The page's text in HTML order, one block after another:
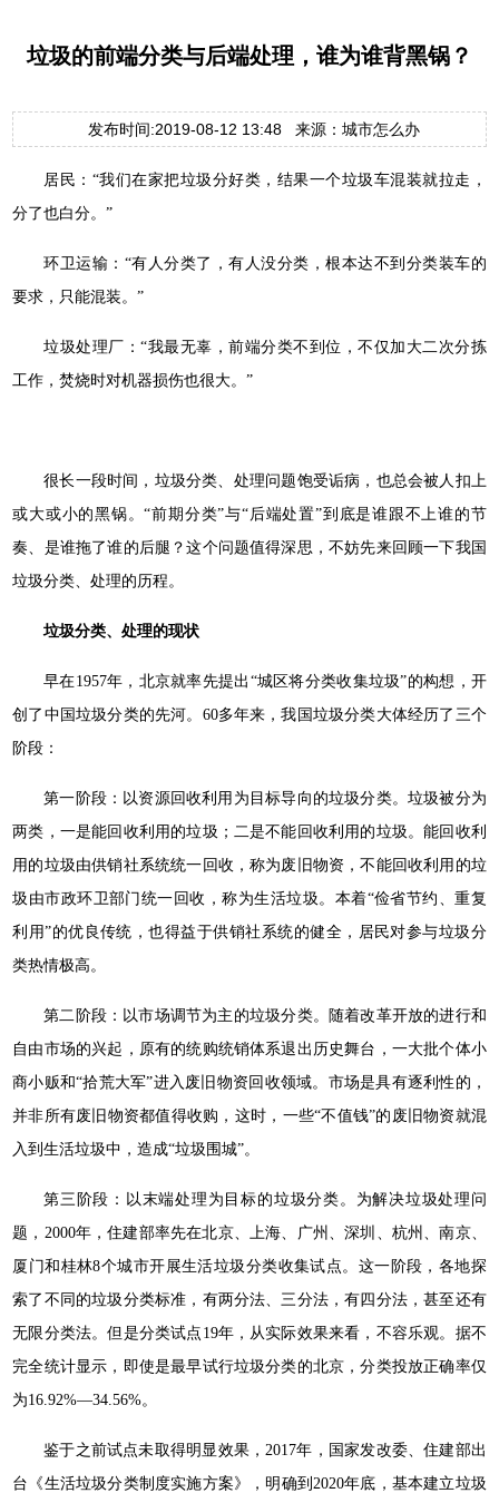
垃圾的前端分类与后端处理，谁为谁背黑锅？
发布时间:2019-08-12 13:48 来源：城市怎么办
居民：“我们在家把垃圾分好类，结果一个垃圾车混装就拉走，
分了也白分。”
环卫运输：“有人分类了，有人没分类，根本达不到分类装车的
要求，只能混装。”
垃圾处理厂：“我最无辜，前端分类不到位，不仅加大二次分拣
工作，焚烧时对机器损伤也很大。”
很长一段时间，垃圾分类、处理问题饱受诟病，也总会被人扣上
或大或小的黑锅。“前期分类”与“后端处置”到底是谁跟不上谁的节
奏、是谁拖了谁的后腿？这个问题值得深思，不妨先来回顾一下我国
垃圾分类、处理的历程。
垃圾分类、处理的现状
早在1957年，北京就率先提出“城区将分类收集垃圾”的构想，开
创了中国垃圾分类的先河。60多年来，我国垃圾分类大体经历了三个
阶段：
第一阶段：以资源回收利用为目标导向的垃圾分类。垃圾被分为
两类，一是能回收利用的垃圾；二是不能回收利用的垃圾。能回收利
用的垃圾由供销社系统统一回收，称为废旧物资，不能回收利用的垃
圾由市政环卫部门统一回收，称为生活垃圾。本着“俭省节约、重复
利用”的优良传统，也得益于供销社系统的健全，居民对参与垃圾分
类热情极高。
第二阶段：以市场调节为主的垃圾分类。随着改革开放的进行和
自由市场的兴起，原有的统购统销体系退出历史舞台，一大批个体小
商小贩和“拾荒大军”进入废旧物资回收领域。市场是具有逐利性的，
并非所有废旧物资都值得收购，这时，一些“不值钱”的废旧物资就混
入到生活垃圾中，造成“垃圾围城”。
第三阶段：以末端处理为目标的垃圾分类。为解决垃圾处理问
题，2000年，住建部率先在北京、上海、广州、深圳、杭州、南京、
厦门和桂林8个城市开展生活垃圾分类收集试点。这一阶段，各地探
索了不同的垃圾分类标准，有两分法、三分法，有四分法，甚至还有
无限分类法。但是分类试点19年，从实际效果来看，不容乐观。据不
完全统计显示，即使是最早试行垃圾分类的北京，分类投放正确率仅
为16.92%—34.56%。
鉴于之前试点未取得明显效果，2017年，国家发改委、住建部出
台《生活垃圾分类制度实施方案》，明确到2020年底，基本建立垃圾